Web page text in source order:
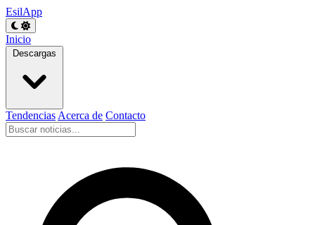
EsilApp
Inicio
Descargas
Tendencias Acerca de Contacto